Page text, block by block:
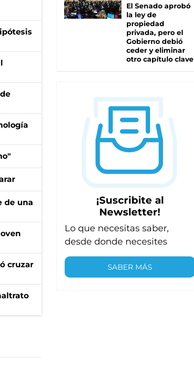
de una
cruzar
El Senado aprobó
la ley de
propiedad
privada, pero el
Gobierno debió
ceder y eliminar
otro capítulo clave
¡Suscribite al
Newsletter!
Lo que necesitas saber,
desde donde necesites
SABER MÁS